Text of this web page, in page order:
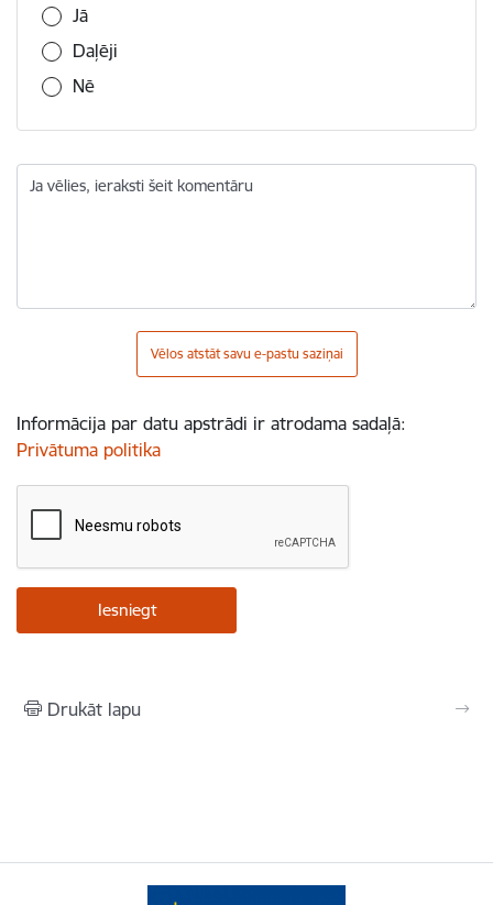
Jā
Daļēji
Nē
Ja vēlies, ieraksti šeit komentāru
Vēlos atstāt savu e-pastu saziņai
Informācija par datu apstrādi ir atrodama sadaļā:
Privātuma politika
Drukāt lapu